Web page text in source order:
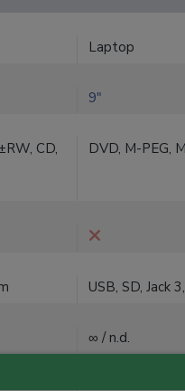
Laptop
9"
CD,
DVD, M-PEG,
USB, SD, Jack
∞ / n.d.